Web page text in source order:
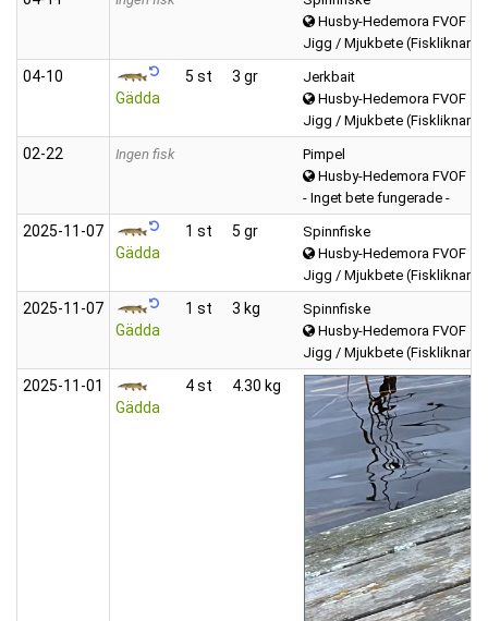
Husby-Hedemora FVOF
Jigg / Mjukbete
04‑10
Gädda
5 st 3 gr
Jerkbait
Husby-Hedemora FVOF
Jigg / Mjukbete
02‑22 Ingen fisk
Pimpel
Husby-Hedemora FVOF
- Inget bete fungerade -
2025‑11‑07
Gädda
1 st 5 gr
Spinnfiske
Husby-Hedemora FVOF
Jigg / Mjukbete
2025‑11‑07
Gädda
1 st 3 kg
Spinnfiske
Husby-Hedemora FVOF
Jigg / Mjukbete
2025‑11‑01
Gädda
4 st 4.30 kg